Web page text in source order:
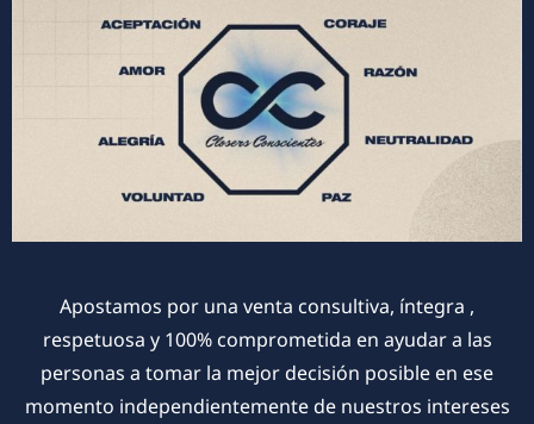
Apostamos por una venta consultiva, íntegra ,
respetuosa y 100% comprometida en ayudar a las
personas a tomar la mejor decisión posible en ese
momento independientemente de nuestros intereses